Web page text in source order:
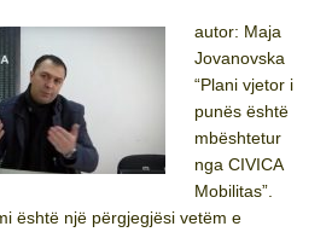
autor: Maja
Jovanovska
“Plani vjetor i
punës është
mbështetur
nga CIVICA
Mobilitas”.
është një përgjegjësi vetëm e